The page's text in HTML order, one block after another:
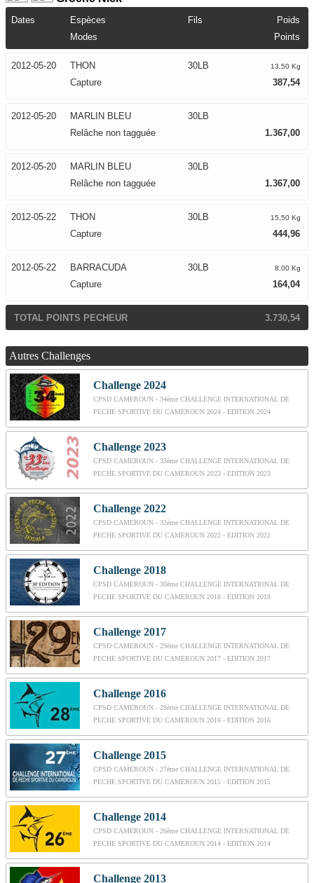
Dates Espèces Fils
Poids
Modes
Points
2012-05-20 THON 30LB 13,50 Kg
Capture 387,54
2012-05-20 MARLIN BLEU
30LB
Relâche non tagguée
1.367,00
2012-05-20 MARLIN BLEU
30LB
Relâche non tagguée
1.367,00
2012-05-22 THON 30LB 15,50 Kg
Capture 444,96
2012-05-22 BARRACUDA 30LB 8,00 Kg
Capture 164,04
TOTAL POINTS PECHEUR 3.730,54
Autres Challenges
Challenge 2024
CPSD CAMEROUN - 34ème CHALLENGE INTERNATIONAL DE
PECHE SPORTIVE DU CAMEROUN 2024 - EDITION 2024
Challenge 2023
CPSD CAMEROUN - 33ème CHALLENGE INTERNATIONAL DE
PECHE SPORTIVE DU CAMEROUN 2023 - EDITION 2023
Challenge 2022
CPSD CAMEROUN - 32ème CHALLENGE INTERNATIONAL DE
PECHE SPORTIVE DU CAMEROUN 2022 - EDITION 2022
Challenge 2018
CPSD CAMEROUN - 30ème CHALLENGE INTERNATIONAL DE
PECHE SPORTIVE DU CAMEROUN 2018 - EDITION 2018
Challenge 2017
CPSD CAMEROUN - 29ème CHALLENGE INTERNATIONAL DE
PECHE SPORTIVE DU CAMEROUN 2017 - EDITION 2017
Challenge 2016
CPSD CAMEROUN - 28ème CHALLENGE INTERNATIONAL DE
PECHE SPORTIVE DU CAMEROUN 2016 - EDITION 2016
Challenge 2015
CPSD CAMEROUN - 27ème CHALLENGE INTERNATIONAL DE
PECHE SPORTIVE DU CAMEROUN 2015 - EDITION 2015
Challenge 2014
CPSD CAMEROUN - 26ème CHALLENGE INTERNATIONAL DE
PECHE SPORTIVE DU CAMEROUN 2014 - EDITION 2014
Challenge 2013